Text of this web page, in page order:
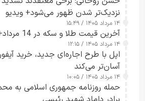
نزدیک‌تر شدن ظهور می‌شود+ ویدیو
۱۴ مرداد ۱۴۰۵ / ۱۵:۴۹
آخرین قیمت طلا و سکه در 14 مرداد+ جدول
۱۴ مرداد ۱۴۰۵ / ۱۲:۱۵
اپل با طرح اجاره‌ای جدید، خرید
آسان‌تر می‌کند
۱۴ مرداد ۱۴۰۵ / ۱۰:۰۵
حمله روزنامه جمهوری اسلامی به